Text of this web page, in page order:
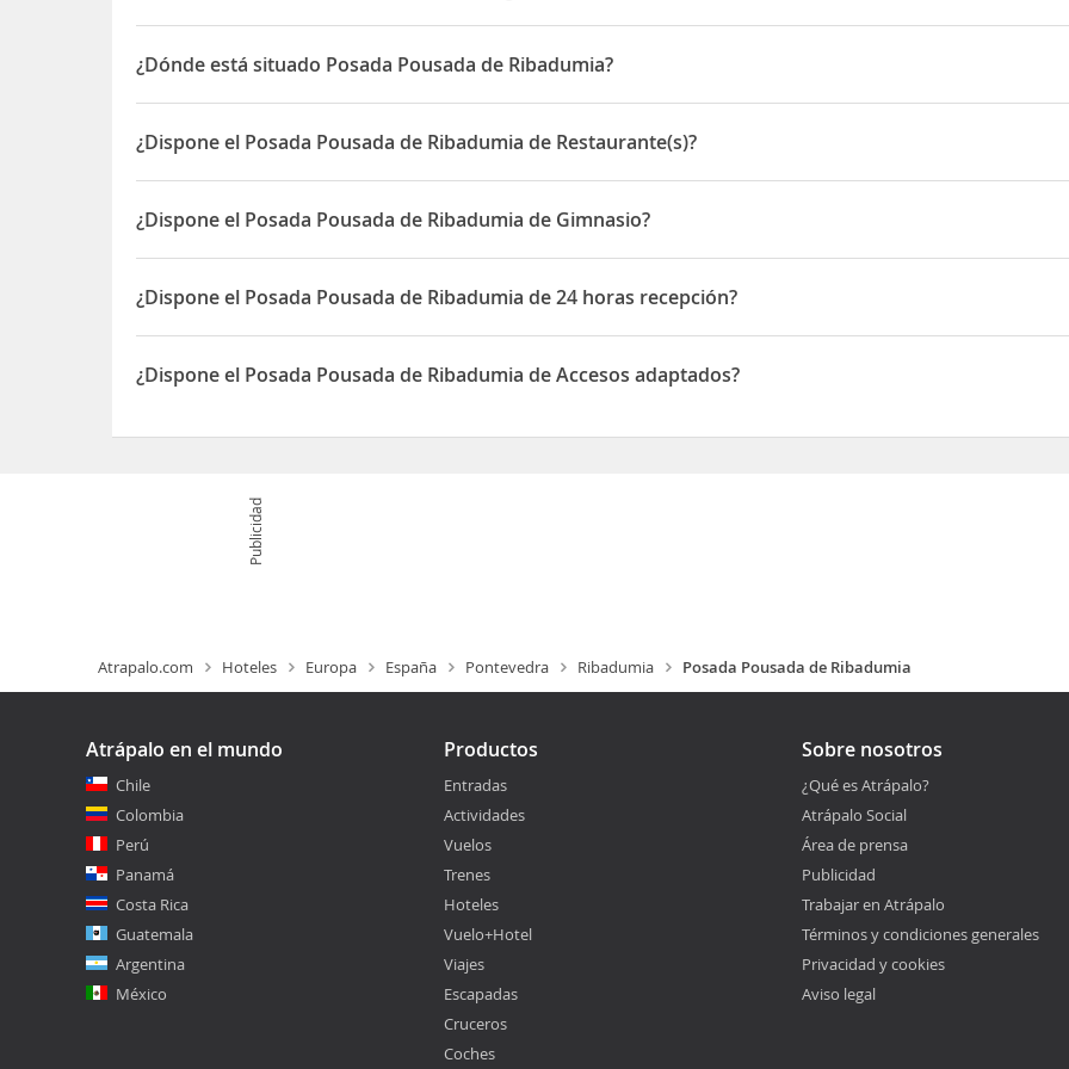
¿Dónde está situado Posada Pousada de Ribadumia?
El Posada Pousada de Ribadumia está situado en Rúa Párroco Valiñas
¿Dispone el Posada Pousada de Ribadumia de Restaurante(s)?
Sí, el Posada Pousada de Ribadumia dispone de Restaurante(s)
¿Dispone el Posada Pousada de Ribadumia de Gimnasio?
Sí, el Posada Pousada de Ribadumia dispone de Gimnasio
¿Dispone el Posada Pousada de Ribadumia de 24 horas recepción?
Sí, el Posada Pousada de Ribadumia dispone de 24 horas recepción
¿Dispone el Posada Pousada de Ribadumia de Accesos adaptados?
Publicidad
Atrapalo.com Hoteles Europa España Pontevedra Ribadumia Posada Pousada de Ribadumia
Atrápalo en el mundo
Chile
Colombia
Perú
Panamá
Costa Rica
Guatemala
Argentina
México
Productos
Entradas
Actividades
Vuelos
Trenes
Hoteles
Vuelo+Hotel
Viajes
Escapadas
Cruceros
Coches
Sobre nosotros
¿Qué es Atrápalo?
Atrápalo Social
Área de prensa
Publicidad
Trabajar en Atrápalo
Términos y condiciones generales
Privacidad y cookies
Aviso legal